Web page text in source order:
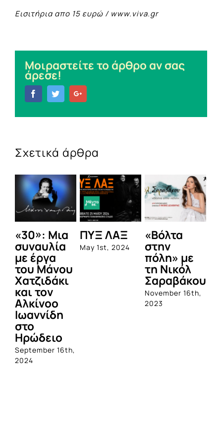
Εισιτήρια απο 15 ευρώ / www.viva.gr
Μοιραστείτε το άρθρο αν σας
άρεσε!
FacebookTwitter
Σχετικά άρθρα
«30»: Μια
συναυλία
με έργα
του Μάνου
Χατζιδάκι
και τον
Αλκίνοο
Ιωαννίδη
στο
Ηρώδειο
September 16th,
2024
ΠΥΞ ΛΑΞ
May 1st, 2024
«Βόλτα
στην
πόλη» με
τη Νικόλ
Σαραβάκου
November 16th,
2023